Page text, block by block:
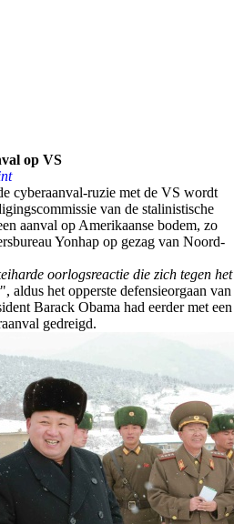
op VS
cyberaanval-ruzie met de VS wordt
van de stalinistische
aanval op Amerikaanse bodem, zo
Yonhap op gezag van Noord-
oorlogsreactie die zich tegen het
", aldus het opperste defensieorgaan van
Barack Obama had eerder met een
gedreigd.